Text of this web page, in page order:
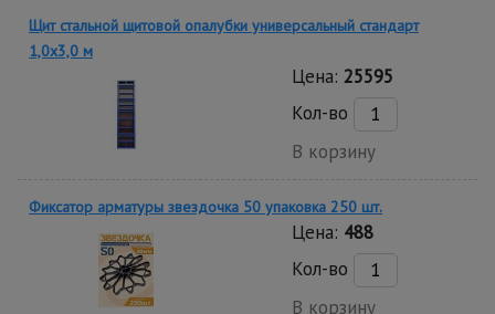
Щит стальной щитовой опалубки универсальный стандарт
1,0x3,0 м
Цена: 25595
Кол-во
В корзину
Фиксатор арматуры звездочка 50 упаковка 250 шт.
Цена: 488
Кол-во
В корзину